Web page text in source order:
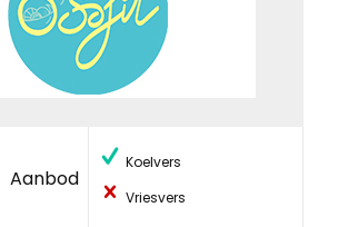
Aanbod
Koelvers
Vriesvers